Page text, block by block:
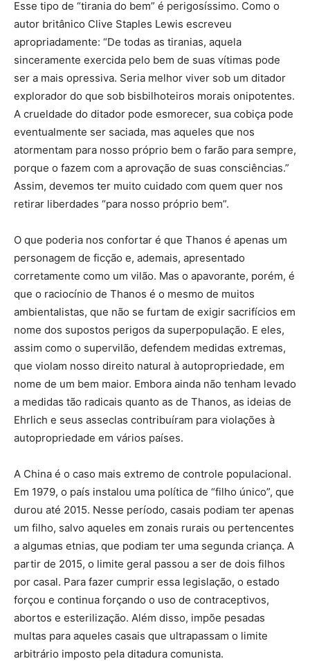
Esse tipo de “tirania do bem” é perigosíssimo. Como o
autor britânico Clive Staples Lewis escreveu
apropriadamente: “De todas as tiranias, aquela
sinceramente exercida pelo bem de suas vítimas pode
ser a mais opressiva. Seria melhor viver sob um ditador
explorador do que sob bisbilhoteiros morais onipotentes.
A crueldade do ditador pode esmorecer, sua cobiça pode
eventualmente ser saciada, mas aqueles que nos
atormentam para nosso próprio bem o farão para sempre,
porque o fazem com a aprovação de suas consciências.”
Assim, devemos ter muito cuidado com quem quer nos
retirar liberdades “para nosso próprio bem”.
O que poderia nos confortar é que Thanos é apenas um
personagem de ficção e, ademais, apresentado
corretamente como um vilão. Mas o apavorante, porém, é
que o raciocínio de Thanos é o mesmo de muitos
ambientalistas, que não se furtam de exigir sacrifícios em
nome dos supostos perigos da superpopulação. E eles,
assim como o supervilão, defendem medidas extremas,
que violam nosso direito natural à autopropriedade, em
nome de um bem maior. Embora ainda não tenham levado
a medidas tão radicais quanto as de Thanos, as ideias de
Ehrlich e seus asseclas contribuíram para violações à
autopropriedade em vários países.
A China é o caso mais extremo de controle populacional.
Em 1979, o país instalou uma política de “filho único”, que
durou até 2015. Nesse período, casais podiam ter apenas
um filho, salvo aqueles em zonais rurais ou pertencentes
a algumas etnias, que podiam ter uma segunda criança. A
partir de 2015, o limite geral passou a ser de dois filhos
por casal. Para fazer cumprir essa legislação, o estado
forçou e continua forçando o uso de contraceptivos,
abortos e esterilização. Além disso, impõe pesadas
multas para aqueles casais que ultrapassam o limite
arbitrário imposto pela ditadura comunista.